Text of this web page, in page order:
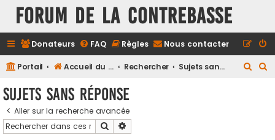
FORUM DE LA CONTREBASSE
Donateurs FAQ Règles Nous contacter
Portail Accueil du forum Rechercher Sujets sans réponse
Sujets sans réponse
Aller sur la recherche avancée
Rechercher